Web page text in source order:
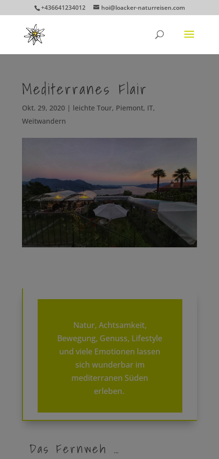
+436641234012 hoi@loacker-naturreisen.com
Mediterranes Flair
Okt. 29, 2020| leichte Tour, Piemont, IT,
Weitwandern
Natur, Achtsamkeit,
Bewegung, Genuss, Lifestyle
und viele Emotionen lassen
sich wunderbar im
mediterranen Süden
erleben.
Das Fernweh …